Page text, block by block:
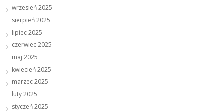
wrzesień 2025
sierpień 2025
lipiec 2025
czerwiec 2025
maj 2025
kwiecień 2025
marzec 2025
luty 2025
styczeń 2025